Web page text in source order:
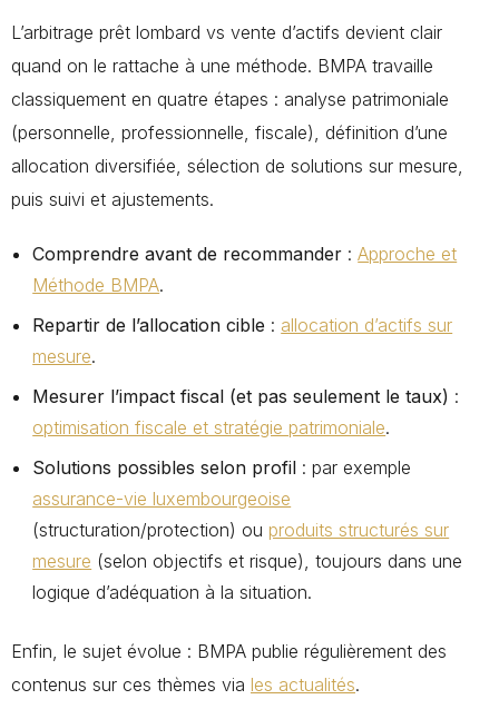
L’arbitrage prêt lombard vs vente d’actifs devient clair
quand on le rattache à une méthode. BMPA travaille
classiquement en quatre étapes : analyse patrimoniale
(personnelle, professionnelle, fiscale), définition d’une
allocation diversifiée, sélection de solutions sur mesure,
puis suivi et ajustements.
Comprendre avant de recommander :Approche et
Méthode BMPA.
Repartir de l’allocation cible : allocation d’actifs sur
mesure.
Mesurer l’impact fiscal (et pas seulement le taux) :
optimisation fiscale et stratégie patrimoniale.
Solutions possibles selon profil : par exemple
assurance-vie luxembourgeoise
(structuration/protection) ou produits structurés sur
mesure (selon objectifs et risque), toujours dans une
logique d’adéquation à la situation.
Enfin, le sujet évolue : BMPA publie régulièrement des
contenus sur ces thèmes via les actualités.